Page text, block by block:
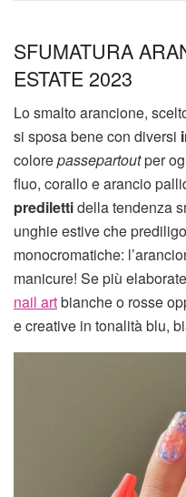
SFUMATURA
ESTATE 2023
Lo smalto arancione,
si sposa bene con diversi
colorepassepartoutper
fluo, corallo e arancio
predilettidella tendenza
unghie estive che
monocromatiche:
manicure! Se più
nail artbianche o rosse
e creative in tonalità blu,